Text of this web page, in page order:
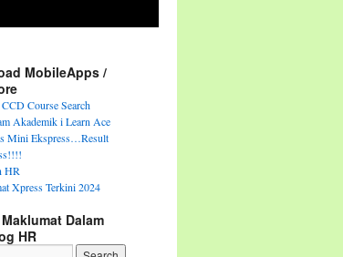
MobileApps /
Course Search
Akademik i Learn Ace
Mini Ekspress…Result
HR
Xpress Terkini 2024
Dalam
HR